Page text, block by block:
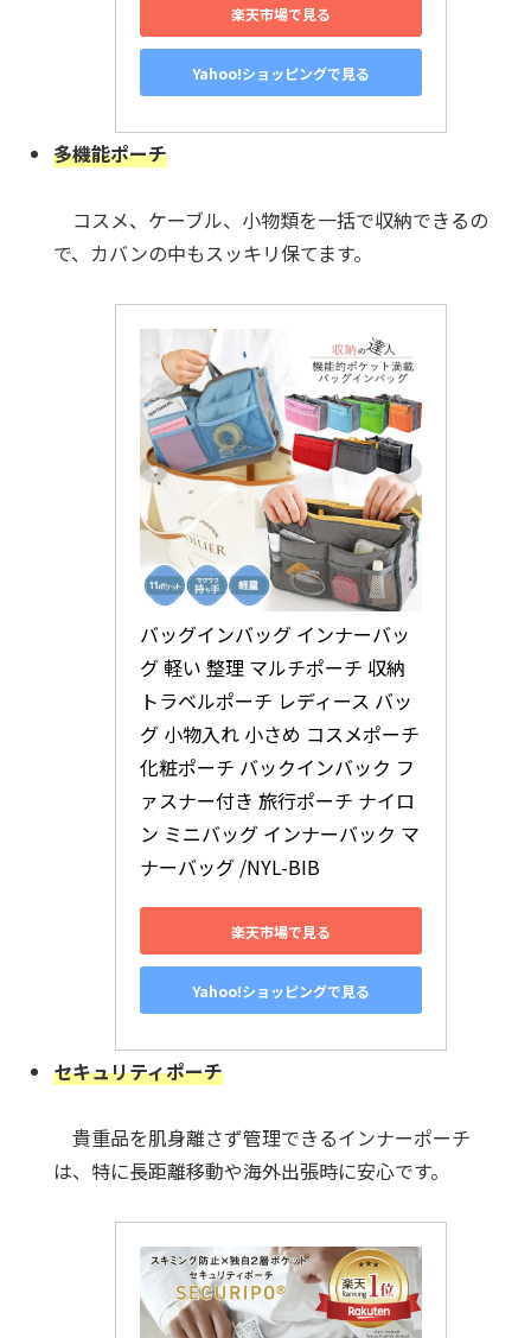
楽天市場で見る
Yahoo!ショッピングで見る
多機能ポーチ
コスメ、ケーブル、小物類を一括で収納できるの
で、カバンの中もスッキリ保てます。
バッグインバッグ インナーバッ
グ 軽い 整理 マルチポーチ 収納
トラベルポーチ レディース バッ
グ 小物入れ 小さめ コスメポーチ
化粧ポーチ バックインバック フ
ァスナー付き 旅行ポーチ ナイロ
ン ミニバッグ インナーバック マ
ナーバッグ /NYL-BIB
楽天市場で見る
Yahoo!ショッピングで見る
セキュリティポーチ
貴重品を肌身離さず管理できるインナーポーチ
は、特に長距離移動や海外出張時に安心です。